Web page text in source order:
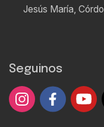
Jesús María,
Seguinos